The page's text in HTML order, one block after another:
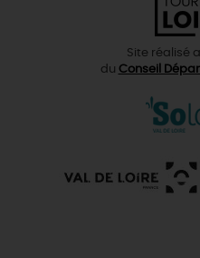
Site réalisé
du Conseil